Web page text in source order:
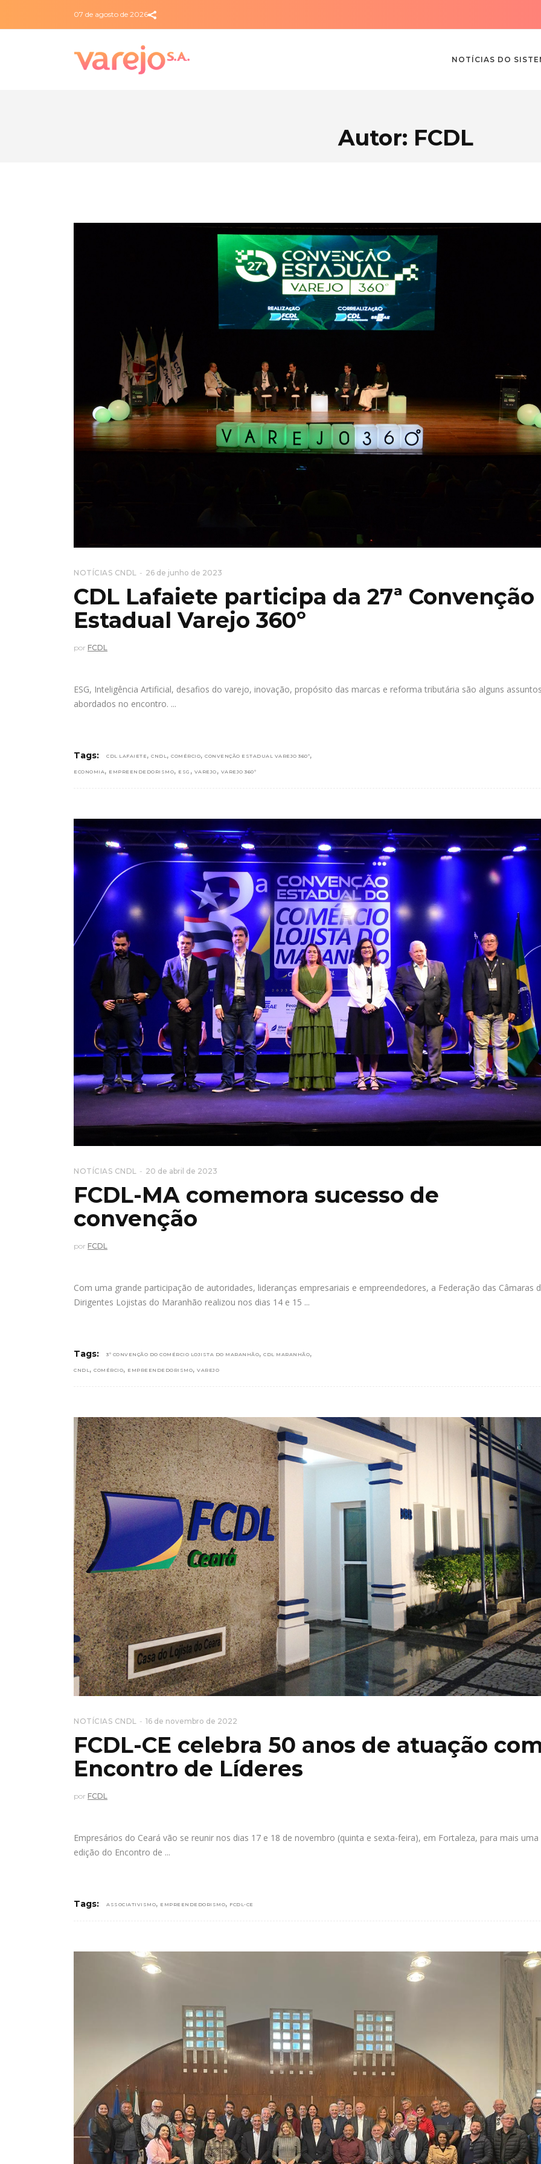
07 de agosto de 2026
NOTÍCIAS DO
Autor: FCDL
NOTÍCIAS CNDL 26 de junho de 2023
CDL Lafaiete participa da 27ª Convenção
Estadual Varejo 360º
por FCDL
ESG, Inteligência Artificial, desafios do varejo, inovação, propósito das marcas e reforma tributária são alguns
abordados no encontro.
Tags: CDL LAFAIETE , CNDL , COMÉRCIO, CONVENÇÃO ESTADUAL VAREJO 360º,
ECONOMIA , EMPREENDEDORISMO, ESG , VAREJO , VAREJO 360º
NOTÍCIAS CNDL 20 de abril de 2023
FCDL-MA comemora sucesso de
convenção
por FCDL
Com uma grande participação de autoridades, lideranças empresariais e empreendedores, a Federação das Câmaras
Dirigentes Lojistas do Maranhão realizou nos dias 14 e 15
Tags: 3º CONVENÇÃO DO COMÉRCIO LOJISTA DO MARANHÃO, CDL MARANHÃO,
CNDL , COMÉRCIO, EMPREENDEDORISMO, VAREJO
NOTÍCIAS CNDL 16 de novembro de 2022
FCDL-CE celebra 50 anos de atuação
Encontro de Líderes
por FCDL
Empresários do Ceará vão se reunir nos dias 17 e 18 de novembro (quinta e sexta-feira), em Fortaleza, para mais uma
edição do Encontro de
Tags: ASSOCIATIVISMO, EMPREENDEDORISMO, FCDL-CE